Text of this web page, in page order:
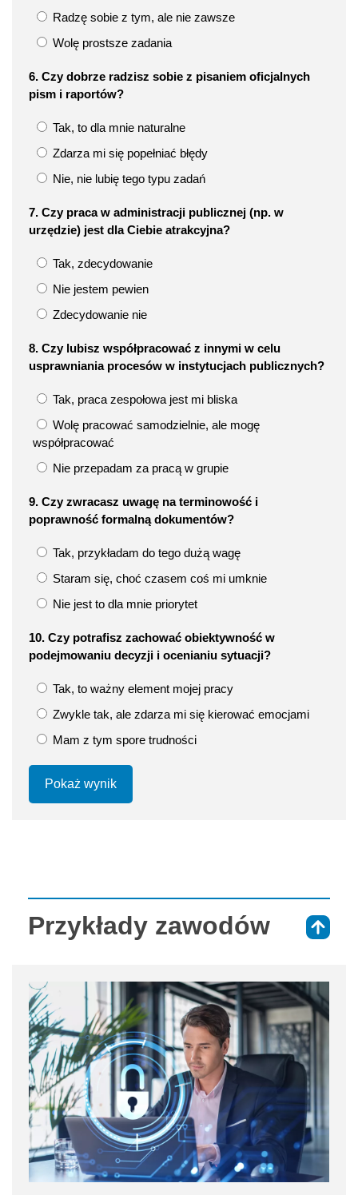
Radzę sobie z tym, ale nie zawsze
Wolę prostsze zadania
6. Czy dobrze radzisz sobie z pisaniem oficjalnych
pism i raportów?
Tak, to dla mnie naturalne
Zdarza mi się popełniać błędy
Nie, nie lubię tego typu zadań
7. Czy praca w administracji publicznej (np. w
urzędzie) jest dla Ciebie atrakcyjna?
Tak, zdecydowanie
Nie jestem pewien
Zdecydowanie nie
8. Czy lubisz współpracować z innymi w celu
usprawniania procesów w instytucjach publicznych?
Tak, praca zespołowa jest mi bliska
Wolę pracować samodzielnie, ale mogę
współpracować
Nie przepadam za pracą w grupie
9. Czy zwracasz uwagę na terminowość i
poprawność formalną dokumentów?
Tak, przykładam do tego dużą wagę
Staram się, choć czasem coś mi umknie
Nie jest to dla mnie priorytet
10. Czy potrafisz zachować obiektywność w
podejmowaniu decyzji i ocenianiu sytuacji?
Tak, to ważny element mojej pracy
Zwykle tak, ale zdarza mi się kierować emocjami
Mam z tym spore trudności
Pokaż wynik
Przykłady zawodów